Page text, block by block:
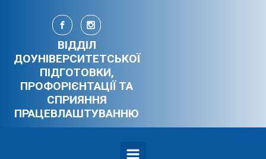
Skip to main content
ВІДДІЛ
ДОУНІВЕРСИТЕТСЬКОЇ
ПІДГОТОВКИ,
ПРОФОРІЄНТАЦІЇ ТА
СПРИЯННЯ
ПРАЦЕВЛАШТУВАННЮ